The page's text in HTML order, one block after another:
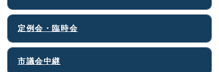
定例会・臨時会
市議会中継